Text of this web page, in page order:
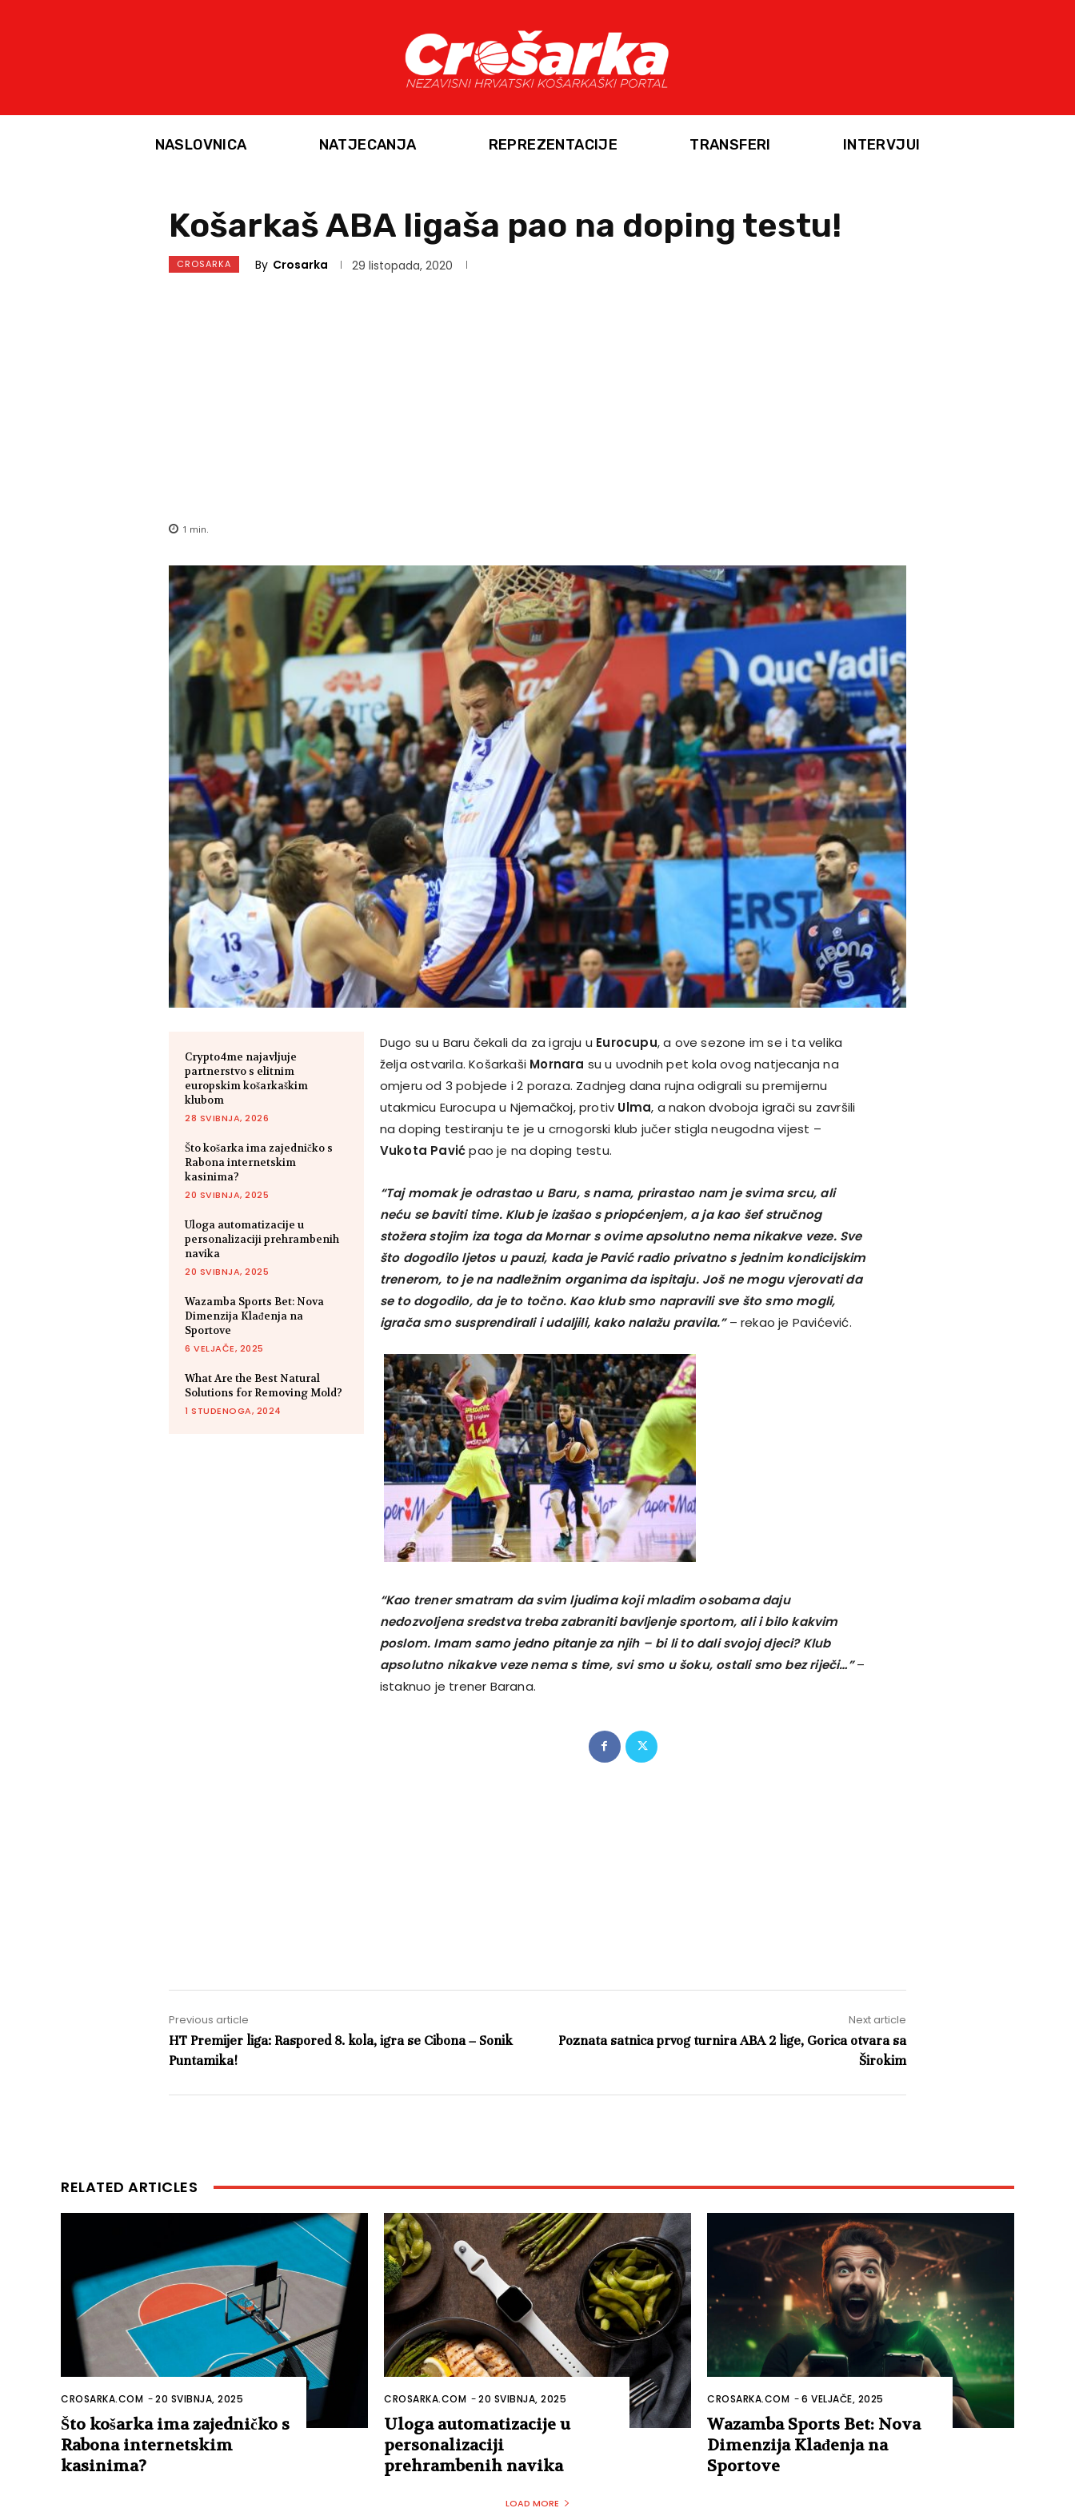
NASLOVNICA NATJECANJA REPREZENTACIJE TRANSFERI INTERVJUI
Košarkaš ABA ligaša pao na doping testu!
CROSARKA By Crosarka 29 listopada, 2020
1 min.
Crypto4me najavljuje
partnerstvo s elitnim
europskim košarkaškim
klubom
28 SVIBNJA, 2026
Što košarka ima zajedničko s
Rabona internetskim
kasinima?
20 SVIBNJA, 2025
Uloga automatizacije u
personalizaciji prehrambenih
navika
20 SVIBNJA, 2025
Wazamba Sports Bet: Nova
Dimenzija Klađenja na
Sportove
6 VELJAČE, 2025
What Are the Best Natural
Solutions for Removing Mold?
1 STUDENOGA, 2024
Dugo su u Baru čekali da za igraju u Eurocupu, a ove sezone im se i ta velika
želja ostvarila. Košarkaši Mornara su u uvodnih pet kola ovog natjecanja na
omjeru od 3 pobjede i 2 poraza. Zadnjeg dana rujna odigrali su premijernu
utakmicu Eurocupa u Njemačkoj, protiv Ulma, a nakon dvoboja igrači su završili
na doping testiranju te je u crnogorski klub jučer stigla neugodna vijest –
Vukota Pavićpao je na doping testu.
“Taj momak je odrastao u Baru, s nama, prirastao nam je svima srcu, ali
neću se baviti time. Klub je izašao s priopćenjem, a ja kao šef stručnog
stožera stojim iza toga da Mornar s ovime apsolutno nema nikakve veze. Sve
što dogodilo ljetos u pauzi, kada je Pavić radio privatno s jednim kondicijskim
trenerom, to je na nadležnim organima da ispitaju. Još ne mogu vjerovati da
se to dogodilo, da je to točno. Kao klub smo napravili sve što smo mogli,
igrača smo susprendirali i udaljili, kako nalažu pravila.”– rekao je Pavićević.
“Kao trener smatram da svim ljudima koji mladim osobama daju
nedozvoljena sredstva treba zabraniti bavljenje sportom, ali i bilo kakvim
poslom. Imam samo jedno pitanje za njih – bi li to dali svojoj djeci? Klub
apsolutno nikakve veze nema s time, svi smo u šoku, ostali smo bez riječi…”–
istaknuo je trener Barana.
Previous article
HT Premijer liga: Raspored 8. kola, igra se Cibona – Sonik
Puntamika!
Next article
Poznata satnica prvog turnira ABA 2 lige, Gorica otvara sa
Širokim
RELATED ARTICLES
CROSARKA.COM -20 SVIBNJA, 2025
Što košarka ima zajedničko s
Rabona internetskim
kasinima?
CROSARKA.COM -20 SVIBNJA, 2025
Uloga automatizacije u
personalizaciji
prehrambenih navika
CROSARKA.COM -6 VELJAČE, 2025
Wazamba Sports Bet: Nova
Dimenzija Klađenja na
Sportove
LOAD MORE